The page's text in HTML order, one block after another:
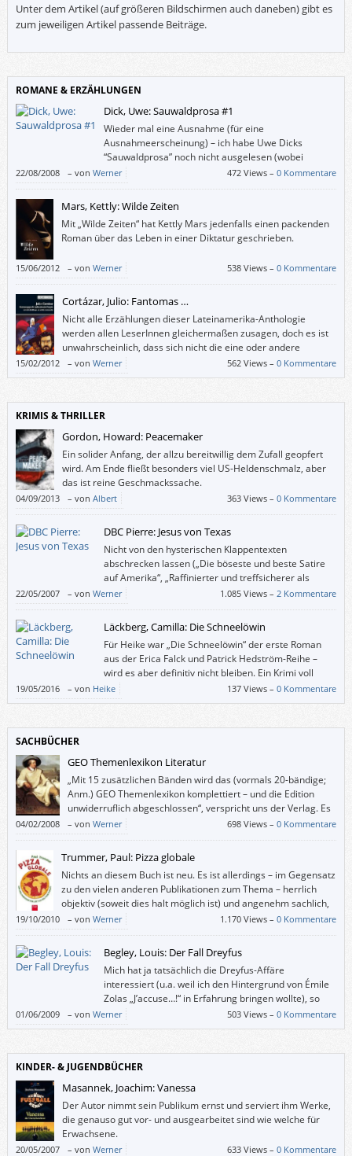
Unter dem Artikel (auf größeren Bildschirmen auch daneben) gibt es
zum jeweiligen Artikel passende Beiträge.
ROMANE & ERZÄHLUNGEN
Dick, Uwe: Sauwaldprosa #1
Wieder mal eine Ausnahme (für eine
Ausnahmeerscheinung) – ich habe Uwe Dicks
“Sauwaldprosa” noch nicht ausgelesen (wobei
“auslesen” bei diesem Buch wohl ein Ding der
Unmöglichkeit ist, auch wenn’s bloß 100 statt – derzeit – knapp 600 Seiten
hätt’).
22/08/2008 – von Werner 472 Views –0 Kommentare
Mars, Kettly: Wilde Zeiten
Mit „Wilde Zeiten“ hat Kettly Mars jedenfalls einen packenden
Roman über das Leben in einer Diktatur geschrieben.
15/06/2012 – von Werner 538 Views –0 Kommentare
Cortázar, Julio: Fantomas …
Nicht alle Erzählungen dieser Lateinamerika-Anthologie
werden allen LeserInnen gleichermaßen zusagen, doch es ist
unwahrscheinlich, dass sich nicht die eine oder andere
Entdeckung oder erfreuliche Wiederbegegnung darunter
befindet.
15/02/2012 – von Werner 562 Views –0 Kommentare
KRIMIS & THRILLER
Gordon, Howard: Peacemaker
Ein solider Anfang, der allzu bereitwillig dem Zufall geopfert
wird. Am Ende fließt besonders viel US-Heldenschmalz, aber
das ist reine Geschmackssache.
04/09/2013 – von Albert 363 Views –0 Kommentare
DBC Pierre: Jesus von Texas
Nicht von den hysterischen Klappentexten
abschrecken lassen („Die böseste und beste Satire
auf Amerika“, „Raffinierter und treffsicherer als
Michael Moore“ etc.). Ich glaube, dergleichen stand
nicht in der Absicht von DBC Pierre.
22/05/2007 – von Werner 1.085 Views – 2 Kommentare
Läckberg, Camilla: Die Schneelöwin
Für Heike war „Die Schneelöwin“ der erste Roman
aus der Erica Falck und Patrick Hedström-Reihe –
wird es aber definitiv nicht bleiben. Ein Krimi voll
Spannung und Gänsehaut – sie konnte das Buch
einfach nicht aus der Hand legen.
19/05/2016 – von Heike 137 Views –0 Kommentare
SACHBÜCHER
GEO Themenlexikon Literatur
„Mit 15 zusätzlichen Bänden wird das (vormals 20-bändige;
Anm.) GEO Themenlexikon komplettiert – und die Edition
unwiderruflich abgeschlossen“, verspricht uns der Verlag. Es
verhält sich also nicht so, dass dem Vollständigkeitswahn
Verfallene irgendwann die Bände 70 bis 85 auch noch haben werden
müssen.
04/02/2008 – von Werner 698 Views –0 Kommentare
Trummer, Paul: Pizza globale
Nichts an diesem Buch ist neu. Es ist allerdings – im Gegensatz
zu den vielen anderen Publikationen zum Thema – herrlich
objektiv (soweit dies halt möglich ist) und angenehm sachlich,
ohne deswegen trocken oder ungenießbar zu sein.
19/10/2010 – von Werner 1.170 Views –0 Kommentare
Begley, Louis: Der Fall Dreyfus
Mich hat ja tatsächlich die Dreyfus-Affäre
interessiert (u.a. weil ich den Hintergrund von Émile
Zolas „J’accuse…!“ in Erfahrung bringen wollte), so
genau allerdings auch wieder nicht. Wie mag es da
jenen ergehen, die „bloß“ vom Schlagwort Guantánamo angelockt
01/06/2009 – von Werner 503 Views –0 Kommentare
KINDER- & JUGENDBÜCHER
Masannek, Joachim: Vanessa
Der Autor nimmt sein Publikum ernst und serviert ihm Werke,
die genauso gut vor- und ausgearbeitet sind wie welche für
Erwachsene.
20/05/2007 – von Werner 633 Views –0 Kommentare